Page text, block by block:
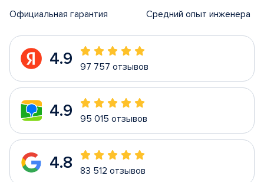
Официальная гарантия Средний опыт инженера
4.9 97 757 отзывов
4.9 95 015 отзывов
4.8 83 512 отзывов